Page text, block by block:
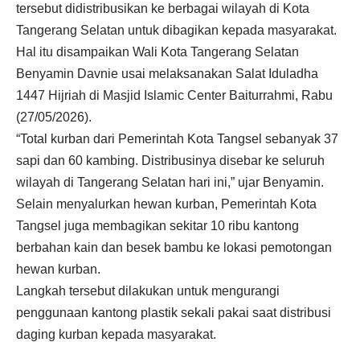
tersebut didistribusikan ke berbagai wilayah di Kota
Tangerang Selatan untuk dibagikan kepada masyarakat.
Hal itu disampaikan Wali Kota Tangerang Selatan
Benyamin Davnie usai melaksanakan Salat Iduladha
1447 Hijriah di Masjid Islamic Center Baiturrahmi, Rabu
(27/05/2026).
“Total kurban dari Pemerintah Kota Tangsel sebanyak 37
sapi dan 60 kambing. Distribusinya disebar ke seluruh
wilayah di Tangerang Selatan hari ini,” ujar Benyamin.
Selain menyalurkan hewan kurban, Pemerintah Kota
Tangsel juga membagikan sekitar 10 ribu kantong
berbahan kain dan besek bambu ke lokasi pemotongan
hewan kurban.
Langkah tersebut dilakukan untuk mengurangi
penggunaan kantong plastik sekali pakai saat distribusi
daging kurban kepada masyarakat.